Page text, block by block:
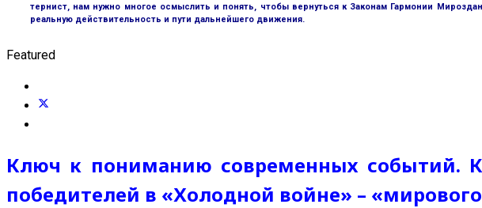
тернист, нам нужно многое осмыслить и понять, чтобы вернуться к Законам Гармонии
реальную действительность и пути дальнейшего движения.
Featured
Ключ к пониманию современных событий.
победителей в «Холодной войне» –